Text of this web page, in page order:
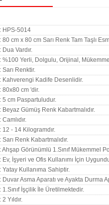
: HPS-5014
: 80 cm x 80 cm Sarı Renk Tam Taşlı
: Dua Vardır.
: %100 Yerli, Dolgulu, Orijinal,
: Sarı Renktir.
: Kahverengi Kadife Desenlidir.
: 80x80 cm 'dir.
: 5 cm Paspartuludur.
: Beyaz Gümüş Renk Kabartmalıdır.
: Camlıdır.
: 12 - 14 Kilogramdır.
: Sarı Renk Kabartmalıdır.
: Ahşap Görünümlü 1.Sınıf Mükemmel
: Ev, İşyeri ve Ofis Kullanımı İçin
: Yatay Kullanıma Sahiptir.
: Duvar Asma Aparatı ve Ayakta Durma
: 1.Sınıf İşçilik İle Üretilmektedir.
: 2 Yıldır.